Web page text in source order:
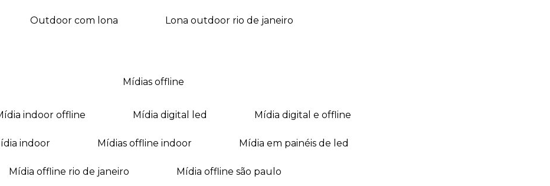
outdoor com lona lona outdoor rio de janeiro
mídias offline
mídia indoor offline mídia digital led mídia digital e offline
mídia indoor mídias offline indoor mídia em painéis de led
mídia offline rio de janeiro mídia offline são paulo